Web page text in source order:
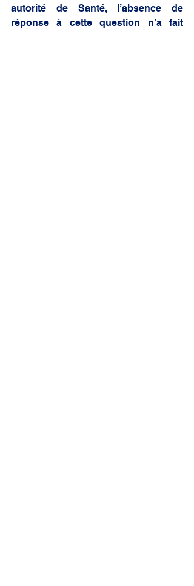
autorité de Santé, l’absence de
réponse à cette question n’a fait